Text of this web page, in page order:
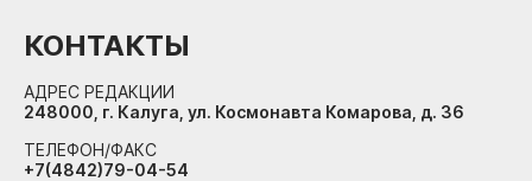
КОНТАКТЫ
АДРЕС РЕДАКЦИИ
248000, г. Калуга, ул. Космонавта Комарова, д. 36
ТЕЛЕФОН/ФАКС
+7(4842)79-04-54